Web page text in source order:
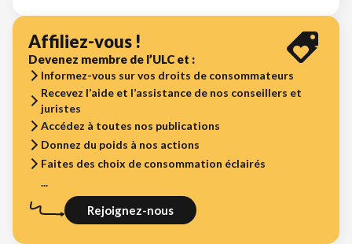
Affiliez-vous !
Devenez membre de l’ULC et :
Informez-vous sur vos droits de consommateurs
Recevez l’aide et l’assistance de nos conseillers et
juristes
Accédez à toutes nos publications
Donnez du poids à nos actions
Faites des choix de consommation éclairés
...
Rejoignez-nous